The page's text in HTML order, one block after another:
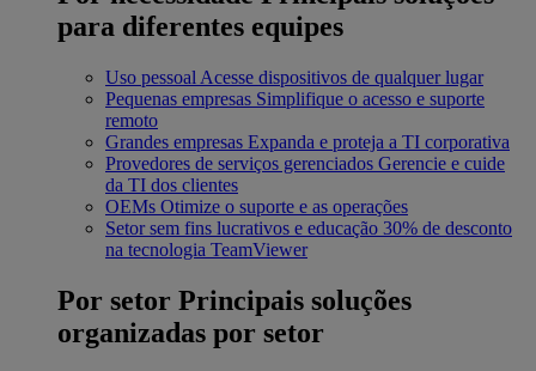
para diferentes equipes
Uso pessoal Acesse dispositivos de qualquer lugar
Pequenas empresas Simplifique o acesso e suporte
remoto
Grandes empresas Expanda e proteja a TI corporativa
Provedores de serviços gerenciados Gerencie e cuide
da TI dos clientes
OEMs Otimize o suporte e as operações
Setor sem fins lucrativos e educação 30% de desconto
na tecnologia TeamViewer
Por setor Principais soluções
organizadas por setor